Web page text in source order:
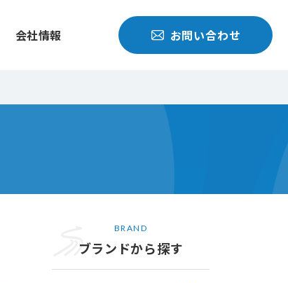
会社情報 お問い合わせ
ブランドから探す
BRAND